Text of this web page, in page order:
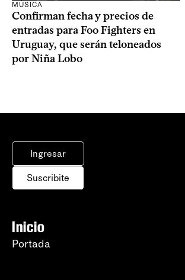
MÚSICA
Confirman fecha y precios de
entradas para Foo Fighters en
Uruguay, que serán teloneados
por Niña Lobo
Ingresar
Suscribite
Inicio
Portada